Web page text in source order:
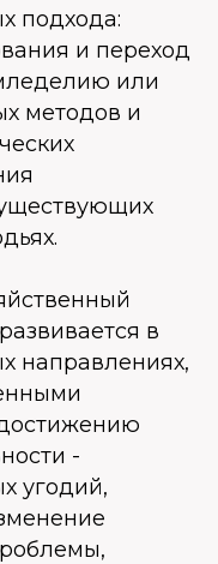
подхода:
и переход
или
методов и
в
направлениях,
-
угодий,